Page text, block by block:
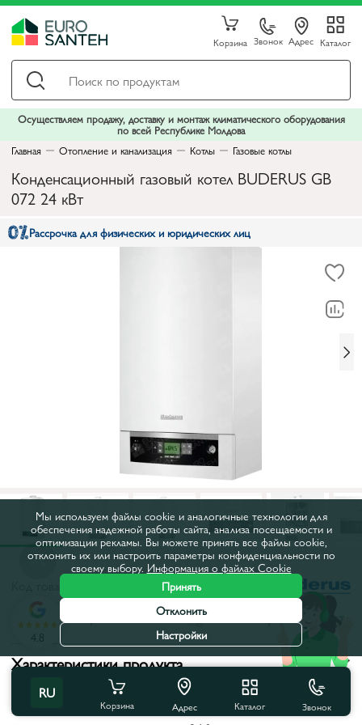
Корзина Звонок Адрес Каталог
Осуществляем продажу, доставку и монтаж климатического оборудования
по всей Республике Молдова
Главная
Отопление и канализация Котлы Газовые котлы
Конденсационный газовый котел BUDERUS GB
072 24 кВт
Рассрочка для физических и юридических лиц
Все характеристики
С этим товаром покупают
Характеристики продукта
Тип:
Конденсационные
RU
Корзина Адрес Каталог Звонок
4.8
Мы используем файлы cookie и аналогичные технологии для
обеспечения надежной работы сайта, анализа посещаемости и
оптимизации рекламы. Вы можете принять все файлы cookie,
отклонить их или настроить параметры конфиденциальности по
своему выбору. Информация о файлах Cookie
Принять
Отклонить
Настройки